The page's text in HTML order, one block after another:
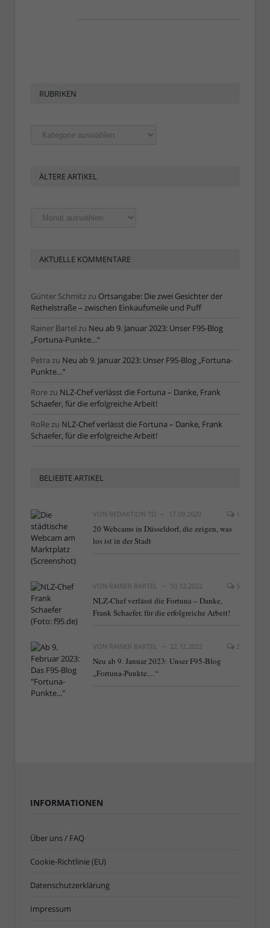
RUBRIKEN
Rubriken
ÄLTERE ARTIKEL
Ältere
Artikel
AKTUELLE KOMMENTARE
Günter Schmitzzu Ortsangabe: Die zwei Gesichter der
Rethelstraße – zwischen Einkaufsmeile und Puff
Rainer Bartel zu Neu ab 9. Januar 2023: Unser F95-Blog
„Fortuna-Punkte…“
Petra zu Neu ab 9. Januar 2023: Unser F95-Blog „Fortuna-
Punkte…“
Rorezu NLZ-Chef verlässt die Fortuna – Danke, Frank
Schaefer, für die erfolgreiche Arbeit!
RoRezu NLZ-Chef verlässt die Fortuna – Danke, Frank
Schaefer, für die erfolgreiche Arbeit!
BELIEBTE ARTIKEL
VON REDAKTION TD 17.09.2020 1
20 Webcams in Düsseldorf, die zeigen, was
los ist in der Stadt
VON RAINER BARTEL 10.12.2022 5
NLZ-Chef verlässt die Fortuna – Danke,
Frank Schaefer, für die erfolgreiche Arbeit!
VON RAINER BARTEL 22.12.2022 2
Neu ab 9. Januar 2023: Unser F95-Blog
„Fortuna-Punkte…“
INFORMATIONEN
Über uns / FAQ
Cookie-Richtlinie (EU)
Datenschutzerklärung
Impressum